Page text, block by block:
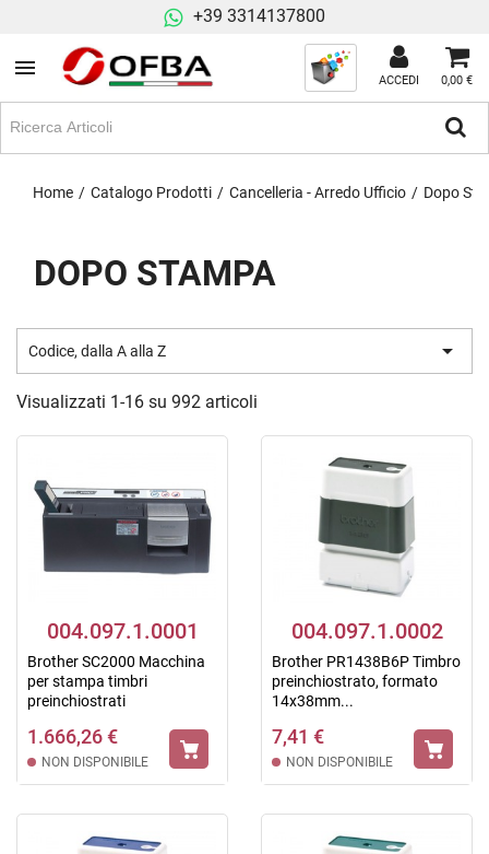
+39 3314137800
ACCEDI 0,00 €
Home Catalogo Prodotti Cancelleria - Arredo Ufficio Dopo
DOPO STAMPA
Codice, dalla A alla Z 
Visualizzati 1-16 su 992 articoli
004.097.1.0001
Brother SC2000 Macchina
per stampa timbri
preinchiostrati
1.666,26 €
NON DISPONIBILE
004.097.1.0002
Brother PR1438B6P Timbro
preinchiostrato, formato
14x38mm...
7,41 €
NON DISPONIBILE